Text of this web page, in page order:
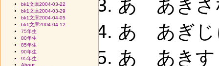
あ あきさ
あ あぎじ
あ あき
bk1文庫2004-03-22
bk1文庫2004-03-29
bk1文庫2004-04-05
bk1文庫2004-04-12
75年生
80年生
85年生
90年生
95年生
About